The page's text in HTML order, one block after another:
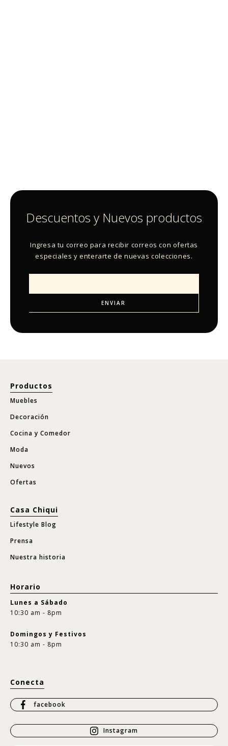
Descuentos y Nuevos productos
Ingresa tu correo para recibir correos con ofertas
especiales y enterarte de nuevas colecciones.
Productos
Muebles
Decoración
Cocina y Comedor
Moda
Nuevos
Ofertas
Casa Chiqui
Lifestyle Blog
Prensa
Nuestra historia
Horario
Lunes a Sábado
10:30 am - 8pm
Domingos y Festivos
10:30 am - 8pm
Conecta
facebook
Instagram